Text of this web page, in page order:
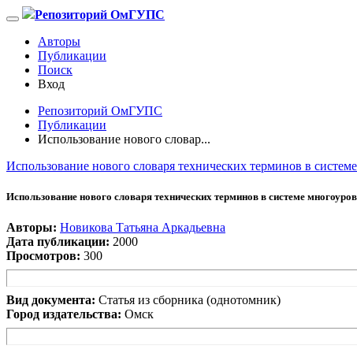
Репозиторий ОмГУПС
Авторы
Публикации
Поиск
Вход
Репозиторий ОмГУПС
Публикации
Использование нового словар...
Использование нового словаря технических терминов в
Использование нового словаря технических терминов в системе
Авторы: Новикова Татьяна Аркадьевна
Дата публикации: 2000
Просмотров: 300
Вид документа: Статья из сборника (однотомник)
Город издательства: Омск